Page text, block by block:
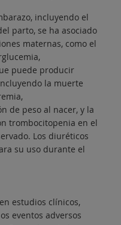
incluyendo el
parto, se ha asociado
maternas, como el
puede producir
la muerte
de peso al nacer, y la
trombocitopenia en el
Los diuréticos
su uso durante el
estudios clínicos,
eventos adversos